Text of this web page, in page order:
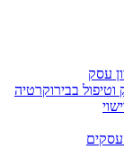
עסק
בבירוקרטיה